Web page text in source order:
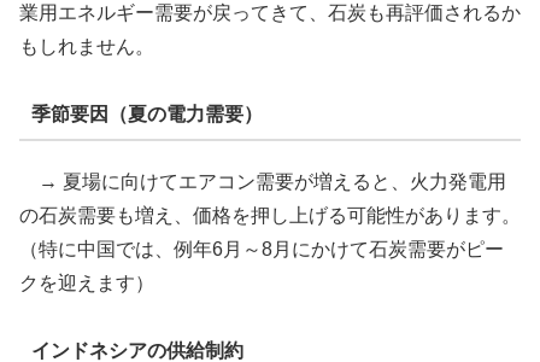
業用エネルギー需要が戻ってきて、石炭も再評価されるか
もしれません。
季節要因（夏の電力需要）
→ 夏場に向けてエアコン需要が増えると、火力発電用
の石炭需要も増え、価格を押し上げる可能性があります。
（特に中国では、例年6月～8月にかけて石炭需要がピー
クを迎えます）
インドネシアの供給制約